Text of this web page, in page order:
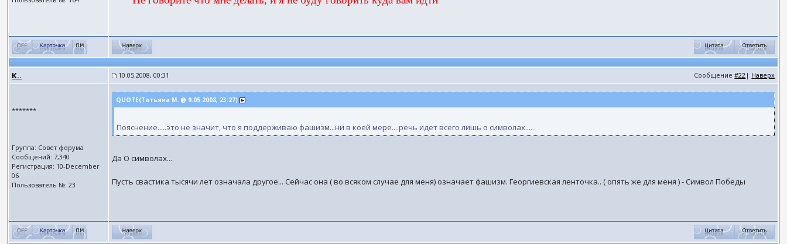
К.. 10.05.2008, 00:31 Сообщение#22 | Наверх
*******
Группа: Совет форума
Сообщений: 7,340
Регистрация: 10-December
06
Пользователь №: 23
QUOTE(Татьяна М. @ 9.05.2008, 23:27)
Пояснение.....это не значит, что я поддерживаю фашизм...ни в коей мере....речь идет всего лишь о символах.....
Да О символах...
Пусть свастика тысячи лет означала другое... Сейчас она ( во всяком случае для меня) означает фашизм. Георгиевская ленточка.. ( опять же для меня ) - Символ Победы